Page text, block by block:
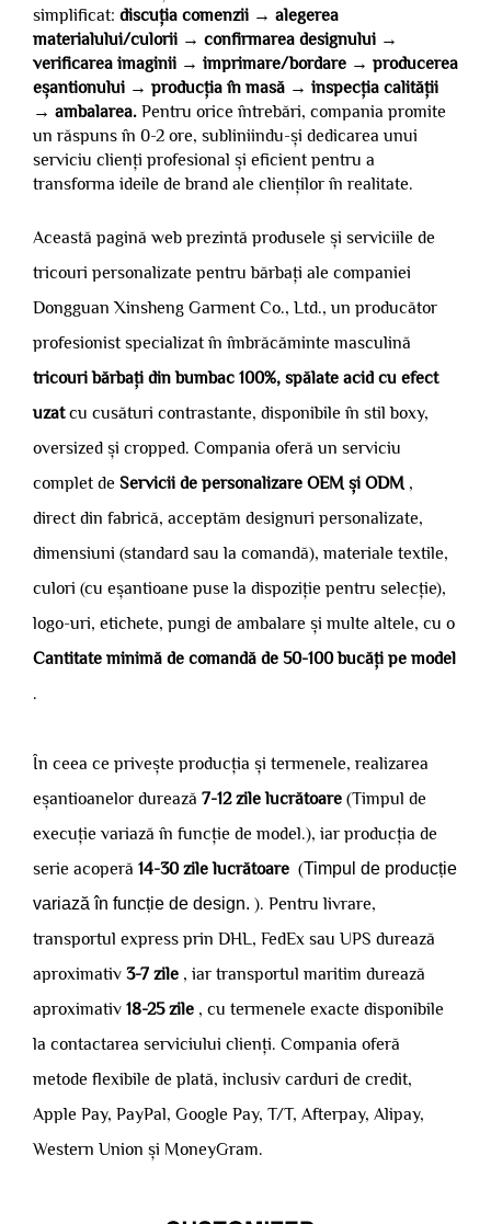
simplificat: discuția comenzii → alegerea
materialului/culorii → confirmarea designului →
verificarea imaginii → imprimare/bordare → producerea
eșantionului → producția în masă → inspecția calității
→ ambalarea. Pentru orice întrebări, compania promite
un răspuns în 0-2 ore, subliniindu-și dedicarea unui
serviciu clienți profesional și eficient pentru a
transforma ideile de brand ale clienților în realitate.
Această pagină web prezintă produsele și serviciile de
tricouri personalizate pentru bărbați ale companiei
Dongguan Xinsheng Garment Co., Ltd., un producător
profesionist specializat în îmbrăcăminte masculină
tricouri bărbați din bumbac 100%, spălate acid cu efect
uzatcu cusături contrastante, disponibile în stil boxy,
oversized și cropped. Compania oferă un serviciu
complet de Servicii de personalizare OEM și ODM ,
direct din fabrică, acceptăm designuri personalizate,
dimensiuni (standard sau la comandă), materiale textile,
culori (cu eșantioane puse la dispoziție pentru selecție),
logo-uri, etichete, pungi de ambalare și multe altele, cu o
Cantitate minimă de comandă de 50-100 bucăți pe model
.
În ceea ce privește producția și termenele, realizarea
eșantioanelor durează 7-12 zile lucrătoare (Timpul de
execuție variază în funcție de model.), iar producția de
serie acoperă 14-30 zile lucrătoare (Timpul de producție
variază în funcție de design. ). Pentru livrare,
transportul express prin DHL, FedEx sau UPS durează
aproximativ 3-7 zile , iar transportul maritim durează
aproximativ 18-25 zile , cu termenele exacte disponibile
la contactarea serviciului clienți. Compania oferă
metode flexibile de plată, inclusiv carduri de credit,
Apple Pay, PayPal, Google Pay, T/T, Afterpay, Alipay,
Western Union și MoneyGram.